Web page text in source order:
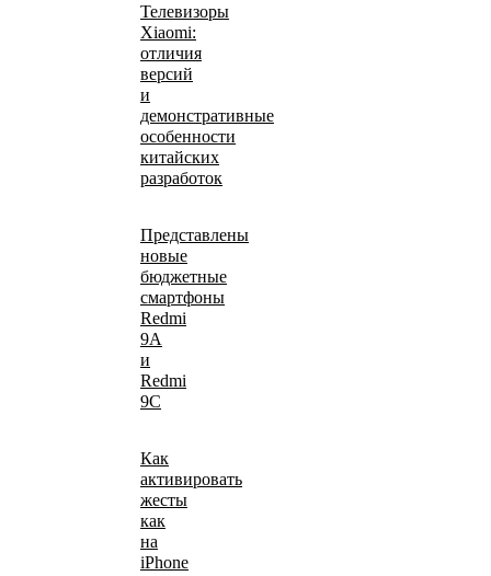
Телевизоры
Xiaomi:
отличия
версий
и
демонстративные
особенности
китайских
разработок
Представлены
новые
бюджетные
смартфоны
Redmi
9A
и
Redmi
9C
Как
активировать
жесты
как
на
iPhone